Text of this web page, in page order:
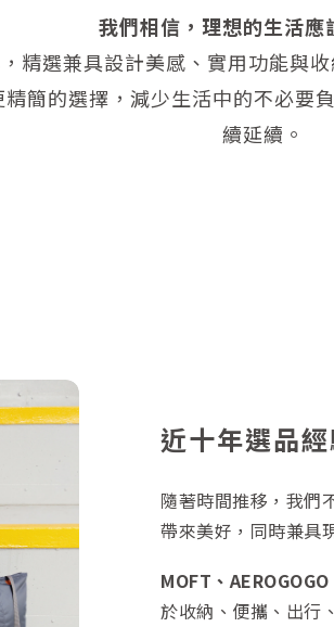
我們相信，理想的生活應
精選兼具設計美感、實用功能與
簡的選擇，減少生活中的不必
續延續。
近十年選品
隨著時間推移，我們
帶來美好，同時兼具
MOFT、
於收納、便攜、出行